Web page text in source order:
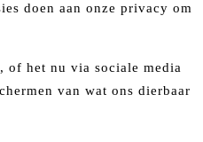
doen aan onze privacy om
of het nu via sociale media
van wat ons dierbaar